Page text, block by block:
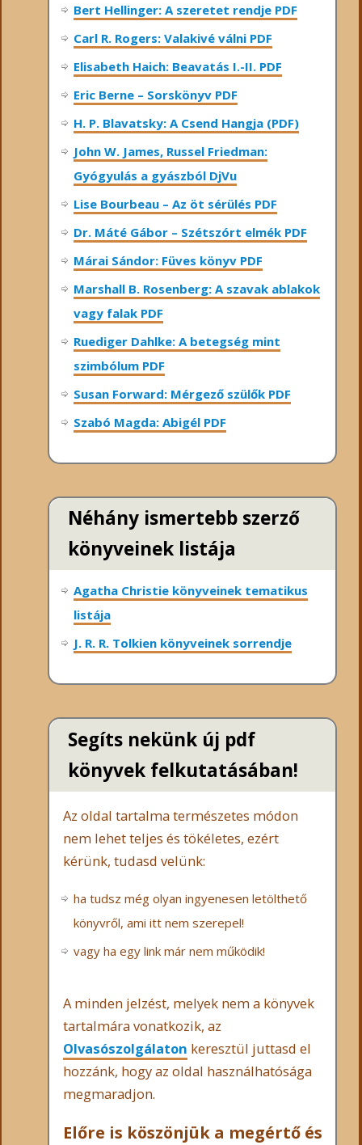
Bert Hellinger: A ​szeretet rendje PDF
Carl R. Rogers: Valakivé válni PDF
Elisabeth Haich: Beavatás I.-II. PDF
Eric Berne – Sorskönyv PDF
H. P. Blavatsky: A Csend Hangja (PDF)
John W. James, Russel Friedman:
Gyógyulás a gyászból DjVu
Lise Bourbeau – Az öt sérülés PDF
Dr. Máté Gábor – Szétszórt elmék PDF
Márai Sándor: Füves könyv PDF
Marshall B. Rosenberg: A szavak ablakok
vagy falak PDF
Ruediger Dahlke: A betegség mint
szimbólum PDF
Susan Forward: Mérgező szülők PDF
Szabó Magda: Abigél PDF
Néhány ismertebb szerző
könyveinek listája
Agatha Christie könyveinek tematikus
listája
J. R. R. Tolkien könyveinek sorrendje
Segíts nekünk új pdf
könyvek felkutatásában!
Az oldal tartalma természetes módon
nem lehet teljes és tökéletes, ezért
kérünk, tudasd velünk:
ha tudsz még olyan ingyenesen letölthető
könyvről, ami itt nem szerepel!
vagy ha egy link már nem működik!
A minden jelzést, melyek nem a könyvek
tartalmára vonatkozik, az
Olvasószolgálaton keresztül juttasd el
hozzánk, hogy az oldal használhatósága
megmaradjon.
Előre is köszönjük a megértő és